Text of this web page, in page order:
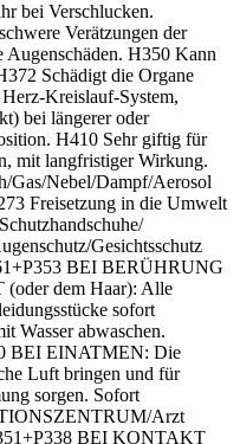
bei Verschlucken.
Verätzungen der
Augenschäden. H350 Kann
Schädigt die Organe
Kreislauf-System,
bei längerer oder
H410 Sehr giftig für
mit langfristiger Wirkung.
Gas/Nebel/Dampf/Aerosol
Freisetzung in die Umwelt
Gesichtsschutz
BEI BERÜHRUNG
dem Haar): Alle
sofort
Wasser abwaschen.
BEI EINATMEN: Die
Luft bringen und für
sorgen. Sofort
Arzt
BEI KONTAKT